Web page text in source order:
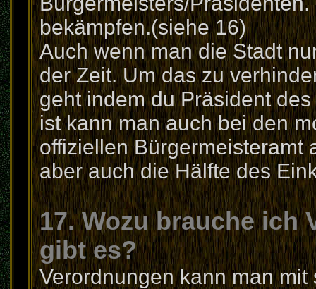
bekämpfen.(siehe 16)
Auch wenn man die Stadt
der Zeit. Um das zu
geht indem du Präsident
ist kann man auch bei den
offiziellen Bürgermeisteramt
aber auch die Hälfte des
17. Wozu brauche ich
gibt es?
Verordnungen kann man